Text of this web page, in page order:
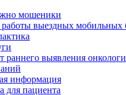
мошеники
выездных мобильных
раннего выявления
информация
для пациента